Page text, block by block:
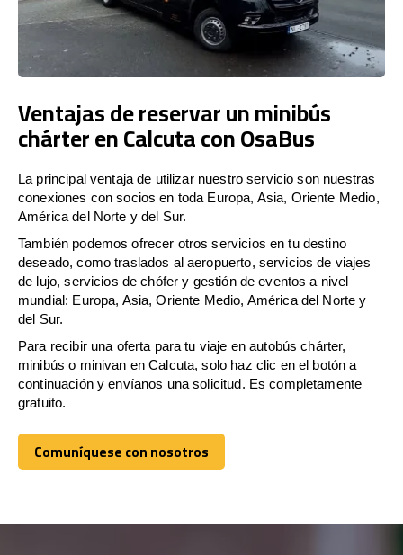
Ventajas de reservar un minibús
chárter en Calcuta con OsaBus
La principal ventaja de utilizar nuestro servicio son nuestras
conexiones con socios en toda Europa, Asia, Oriente Medio,
América del Norte y del Sur.
También podemos ofrecer otros servicios en tu destino
deseado, como traslados al aeropuerto, servicios de viajes
de lujo, servicios de chófer y gestión de eventos a nivel
mundial: Europa, Asia, Oriente Medio, América del Norte y
del Sur.
Para recibir una oferta para tu viaje en autobús chárter,
minibús o minivan en Calcuta, solo haz clic en el botón a
continuación y envíanos una solicitud. Es completamente
gratuito.
Comuníquese con nosotros
Comuníquese con nosotros